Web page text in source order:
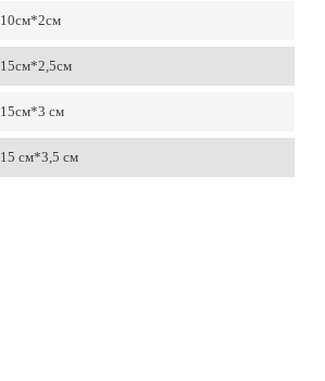
10см*2см
15см*2,5см
15см*3 см
15 см*3,5 см